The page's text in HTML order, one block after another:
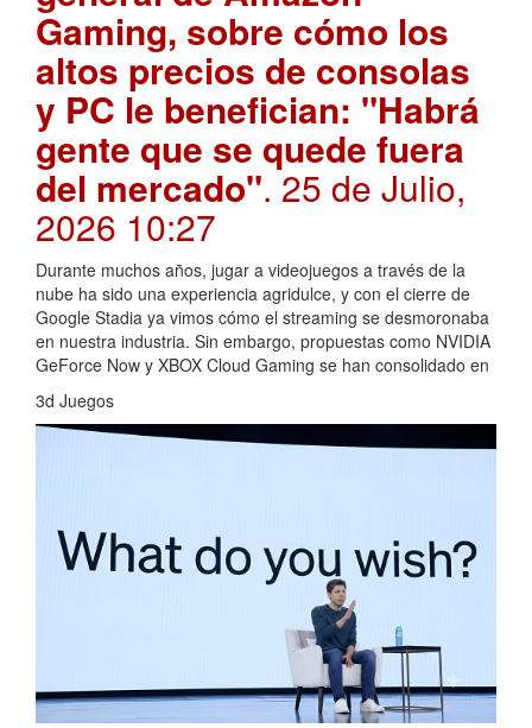
Gaming, sobre cómo los
altos precios de consolas
y PC le benefician: "Habrá
gente que se quede fuera
del mercado". 25 de Julio,
2026 10:27
Durante muchos años, jugar a videojuegos a través de la
nube ha sido una experiencia agridulce, y con el cierre de
Google Stadia ya vimos cómo el streaming se desmoronaba
en nuestra industria. Sin embargo, propuestas como NVIDIA
GeForce Now y XBOX Cloud Gaming se han consolidado en
3d Juegos